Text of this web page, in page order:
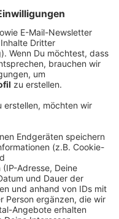
Spatenstich für
handelt es sich um
Großprojekt. Uni und
im Bereich
Soziales und
Gast dabei
Laschet sein
Er ließ sich
nicht möglich war,